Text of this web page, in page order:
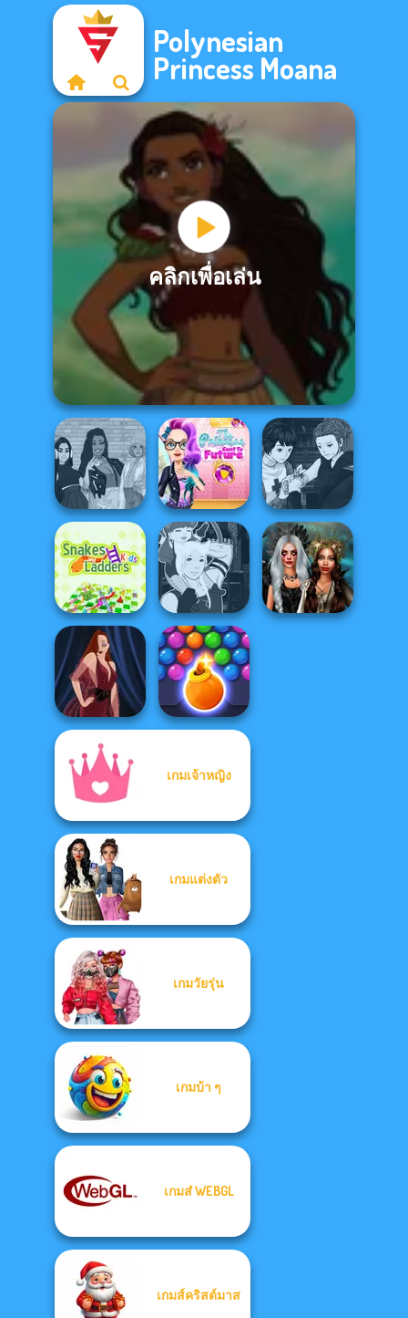
Polynesian
Princess Moana
คลิกเพื่อเล่น
The Fly Squad:
#squadgoals
The Princess
Sent To The
Futur...
Manga Creator
Vampire Hunter
P...
Snakes and
Ladders
Manga Creator -
Fantasy World...
Pin-up Jessica
Bubble Shooter
เกมเจ้าหญิง
เกมแต่งตัว
เกมวัยรุ่น
เกมบ้า ๆ
เกมส๋ WEBGL
เกมส์คริสต์มาส